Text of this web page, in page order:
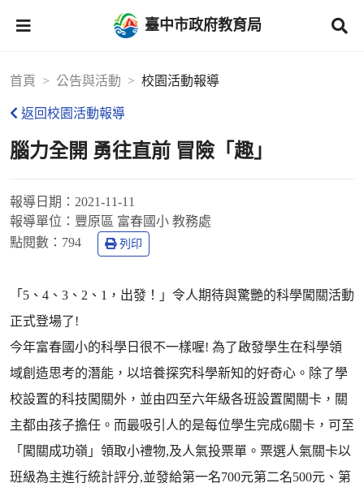
臺中市政府教育局
首頁 公告與活動 校園活動報導
返回校園活動報導
腦力全開 勇往直前 冒險「趣」
報導日期： 2021-11-11
報導單位： 豐原區 富春國小 教務處
點閱數： 794 列印
「5、4、3、2、1，出發！」令人期待與驚艷的科學闖關活動
正式登場了!
今年富春國小的科學日很不一樣喔! 為了啟發學生在科學領
域創造思考的潛能，以培養探究科學新知的好奇心。除了學
校設置的科技闖關外，並由四至六年級各班設置闖關卡，關
主都由孩子擔任。而最吸引人的是每位學生完成6關卡，可至
「闖關成功嶺」領取小禮物,及人氣投票單。票選人氣關卡以
班級為主進行統計評分,並發給第一名700元第二名500元、第